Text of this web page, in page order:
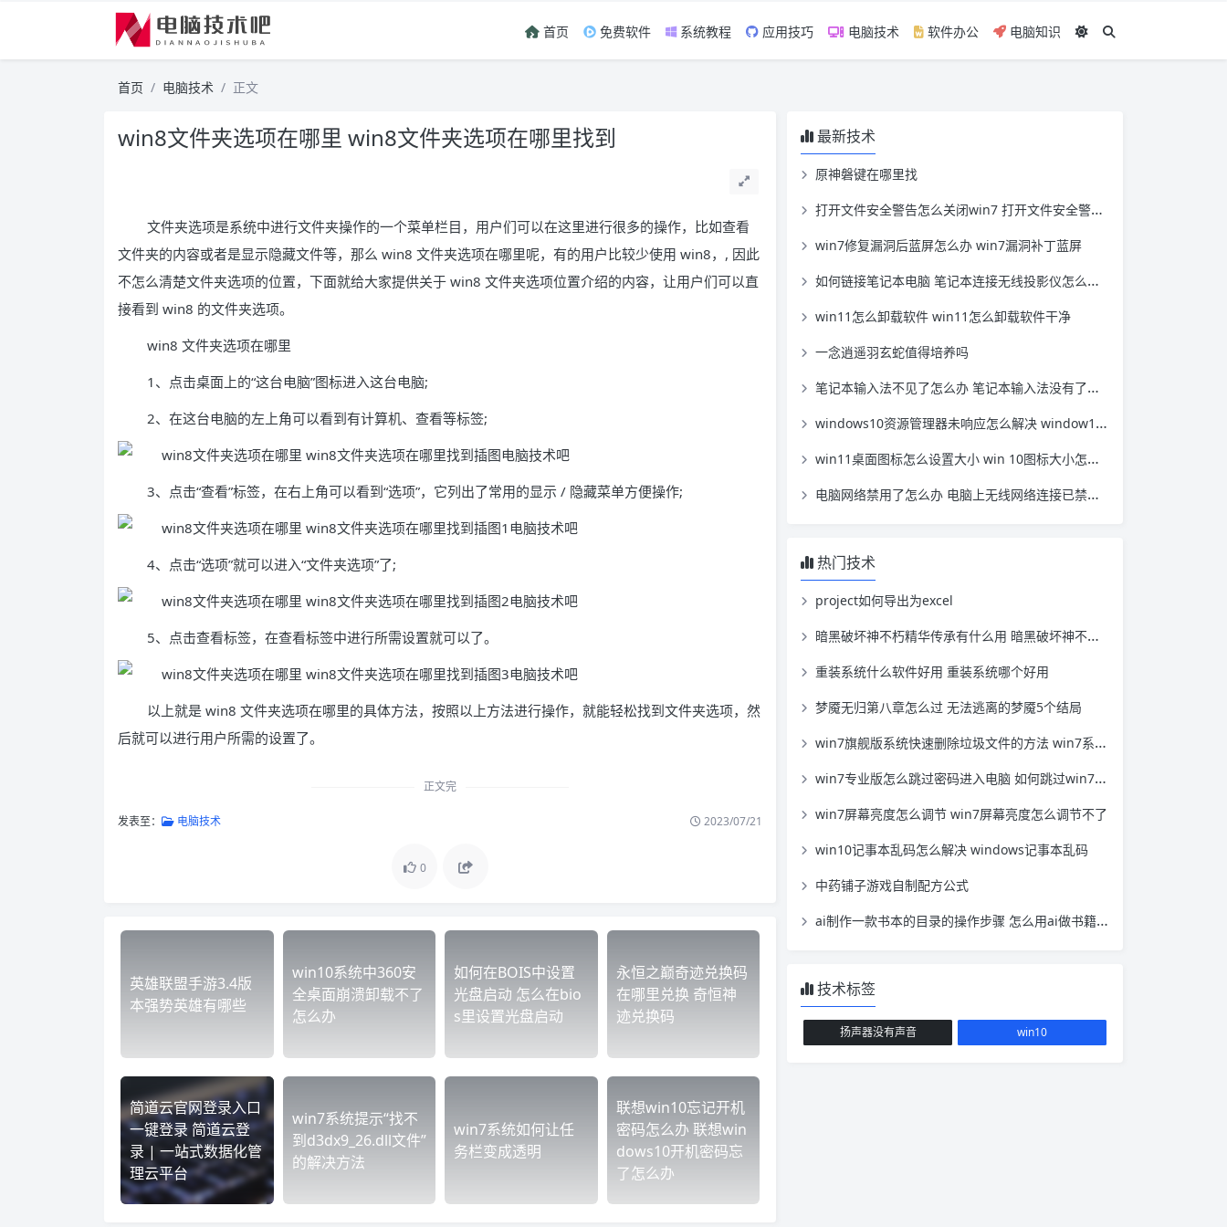
首页 免费软件 系统教程 应用技巧 电脑技术 软件办公 电脑知识
首页 电脑技术 正文
win8文件夹选项在哪里 win8文件夹选项在哪里找到
文件夹选项是系统中进行文件夹操作的一个菜单栏目，用户们可以在这里进行很多的操作，比如查看
文件夹的内容或者是显示隐藏文件等，那么 win8 文件夹选项在哪里呢，有的用户比较少使用 win8，, 因此
不怎么清楚文件夹选项的位置，下面就给大家提供关于 win8 文件夹选项位置介绍的内容，让用户们可以直
接看到 win8 的文件夹选项。
win8 文件夹选项在哪里
1、点击桌面上的“这台电脑”图标进入这台电脑;
2、在这台电脑的左上角可以看到有计算机、查看等标签;
3、点击“查看”标签，在右上角可以看到“选项”，它列出了常用的显示 / 隐藏菜单方便操作;
4、点击“选项”就可以进入“文件夹选项”了;
5、点击查看标签，在查看标签中进行所需设置就可以了。
以上就是 win8 文件夹选项在哪里的具体方法，按照以上方法进行操作，就能轻松找到文件夹选项，然
后就可以进行用户所需的设置了。
正文完
发表至： 电脑技术 2023/07/21
0
英雄联盟手游3.4版
本强势英雄有哪些
win10系统中360安
全桌面崩溃卸载不了
怎么办
如何在BOIS中设置
光盘启动 怎么在bio
s里设置光盘启动
永恒之巅奇迹兑换码
在哪里兑换 奇恒神
迹兑换码
简道云官网登录入口
一键登录 简道云登
录 | 一站式数据化管
理云平台
win7系统提示“找不
到d3dx9_26.dll文件”
的解决方法
win7系统如何让任
务栏变成透明
联想win10忘记开机
密码怎么办 联想win
dows10开机密码忘
了怎么办
最新技术
原神磐键在哪里找
打开文件安全警告怎么关闭win7 打开文件安全警告怎么关闭win11
win7修复漏洞后蓝屏怎么办 win7漏洞补丁蓝屏
如何链接笔记本电脑 笔记本连接无线投影仪怎么连接
win11怎么卸载软件 win11怎么卸载软件干净
一念逍遥羽玄蛇值得培养吗
笔记本输入法不见了怎么办 笔记本输入法没有了怎么办
windows10资源管理器未响应怎么解决 window10资源管理器无响应
win11桌面图标怎么设置大小 win 10图标大小怎么设置
电脑网络禁用了怎么办 电脑上无线网络连接已禁用怎么办
热门技术
project如何导出为excel
暗黑破坏神不朽精华传承有什么用 暗黑破坏神不朽洗炼
重装系统什么软件好用 重装系统哪个好用
梦魇无归第八章怎么过 无法逃离的梦魇5个结局
win7旗舰版系统快速删除垃圾文件的方法 win7系统垃圾文件清理
win7专业版怎么跳过密码进入电脑 如何跳过win7密码
win7屏幕亮度怎么调节 win7屏幕亮度怎么调节不了
win10记事本乱码怎么解决 windows记事本乱码
中药铺子游戏自制配方公式
ai制作一款书本的目录的操作步骤 怎么用ai做书籍设计
技术标签
扬声器没有声音 win10